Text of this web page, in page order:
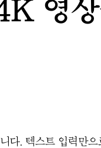
영
다. 텍스트 입력만